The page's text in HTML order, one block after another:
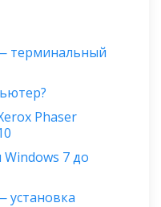
терминальный
Phaser
7 до
установка